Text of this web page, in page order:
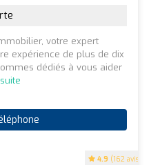
4.9 (162 avis)
votre expert
expérience de plus de dix
dédiés à vous aider